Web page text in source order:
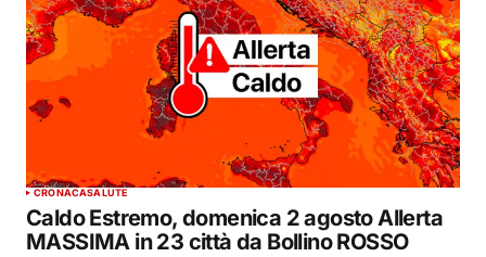
CRONACASALUTE
Caldo Estremo, domenica 2 agosto Allerta
MASSIMA in 23 città da Bollino ROSSO